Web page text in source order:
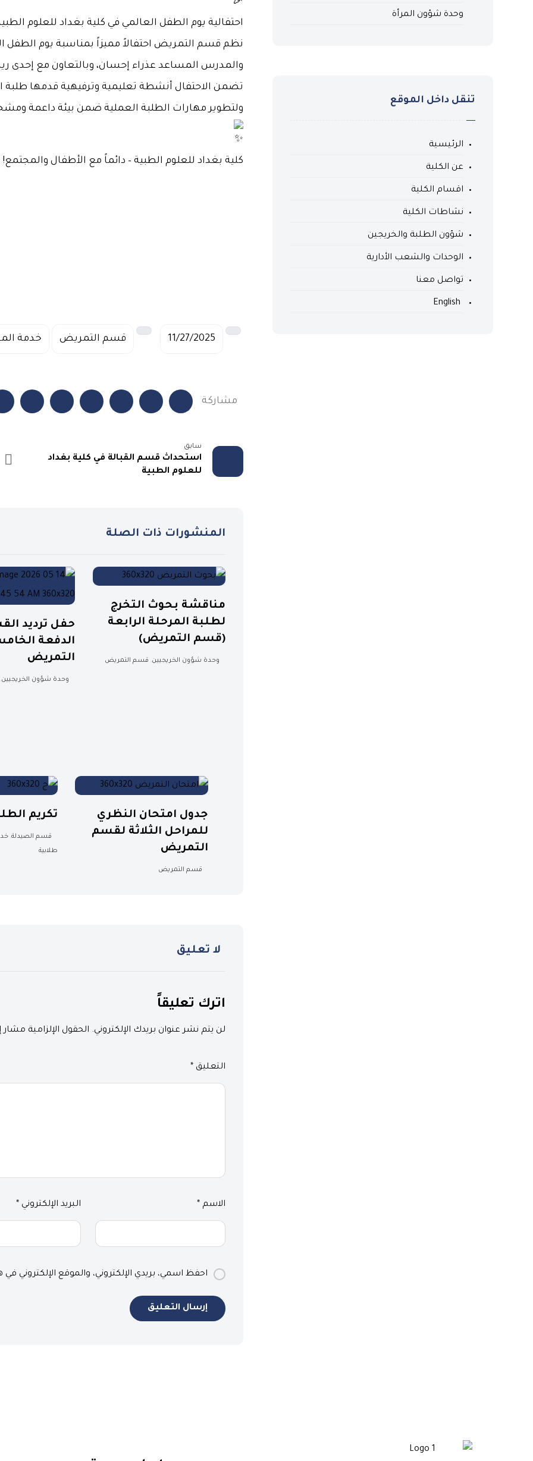
احتفالية يوم الطفل العالمي في كلية بغداد للعلوم
نظم قسم التمريض احتفالاً مميزاً بمناسبة يوم الطفل
والمدرس المساعد عذراء إحسان، وبالتعاون مع إحدى
تضمن الاحتفال أنشطة تعليمية وترفيهية قدمها
ولتطوير مهارات الطلبة العملية ضمن بيئة داعمة
كلية بغداد للعلوم الطبية – دائماً مع الأطفال والمجتمع!
11/27/2025 قسم التمريض خدمة
سابق
استحداث قسم القبالة في كلية بغداد
للعلوم الطبية
المنشورات ذات الصلة
مناقشة بحوث التخرج
لطلبة المرحلة الرابعة
(قسم التمريض)
وحدة شؤون الخريجيين, قسم التمريض
حفل ترديد
الدفعة
التمريض
وحدة شؤون الخريجيين
جدول امتحان النظري
للمراحل الثلاثة لقسم
التمريض
قسم التمريض
تكريم
قسم الصيدلة,
طلابية
لا تعليق
اترك تعليقاً
لن يتم نشر عنوان بريدك الإلكتروني. الحقول الإلزامية مشار
التعليق *
الاسم * البريد الإلكتروني *
احفظ اسمي، بريدي الإلكتروني، والموقع الإلكتروني
وحدة شؤون المرأة
تنقل داخل الموقع
الرئيسية
عن الكلية
اقسام الكلية
نشاطات الكلية
شؤون الطلبة والخريجين
الوحدات والشعب الأدارية
تواصل معنا
English